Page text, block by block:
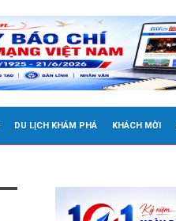
DU LỊCH KHÁM PHÁ KHÁCH MỜI